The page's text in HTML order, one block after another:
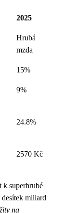
2025
Hrubá
mzda
15%
9%
24.8%
2570 Kč
k superhrubé
miliard
na